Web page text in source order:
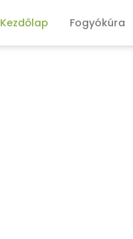
Kezdőlap Fogyókúra